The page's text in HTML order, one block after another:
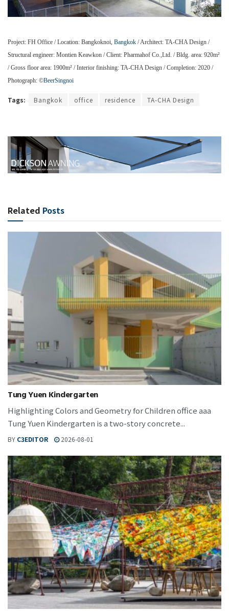
Project: FH Office / Location: Bangkoknoi, Bangkok / Architect: TA-CHA Design /
Structural engineer: Montien Keawkon / Client: Pharmahof Co.,Ltd. / Bldg. area: 920m²
/ Gross floor area: 1900m² / Interior finishing: TA-CHA Design / Completion: 2020 /
Photograph: ©BeerSingnoi
Tags: Bangkok office residence TA-CHA Design
Related Posts
Tung Yuen Kindergarten
Highlighting Colors and Geometry for Children office aaa
Tung Yuen Kindergarten is a two-story concrete...
BY C3EDITOR 2026-08-01